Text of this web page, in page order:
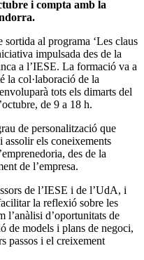
i compta amb la
al programa ‘Les claus
impulsada des de la
a l’IESE. La formació va a
la col·laboració de la
tots els dimarts del
de 9 a 18 h.
de personalització que
assolir els coneixements
des de la
de l’empresa.
de l’IESE i de l’UdA, i
la reflexió sobre les
l’anàlisi d’oportunitats de
de models i plans de negoci,
passos i el creixement